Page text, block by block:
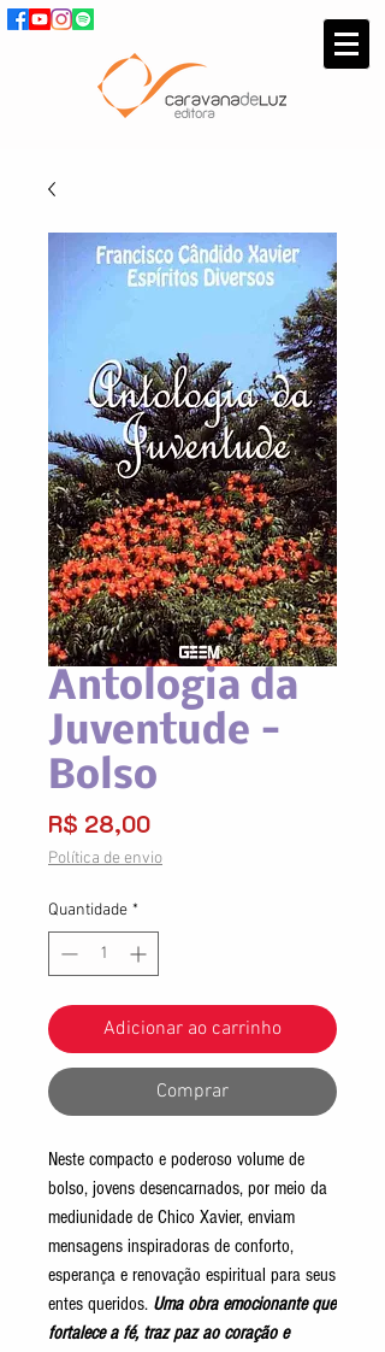
Antologia da
Juventude -
Bolso
R$ 28,00Preço
Política de envio
Quantidade *
Adicionar ao carrinho
Comprar
Neste compacto e poderoso volume de
bolso, jovens desencarnados, por meio da
mediunidade de Chico Xavier, enviam
mensagens inspiradoras de conforto,
esperança e renovação espiritual para seus
entes queridos. Uma obra emocionante que
fortalece a fé, traz paz ao coração e